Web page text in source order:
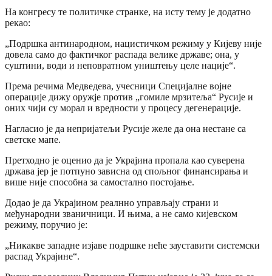
На конгресу те политичке странке, на исту тему је додатно
рекао:
„Подршка антинародном, нацистичком режиму у Кијеву није
довела само до фактичког распада велике државе; она, у
суштини, води и неповратном уништењу целе нације“.
Према речима Медведева, учесници Специјалне војне
операције дижу оружје против „гомиле мрзитеља“ Русије и
оних чији су морал и вредности у процесу дегенерације.
Нагласио је да непријатељи Русије желе да она нестане са
светске мапе.
Претходно је оценио да је Украјина пропала као суверена
држава јер је потпуно зависна од спољног финансирања и
више није способна за самостално постојање.
Додао је да Украјином реалнно управљају страни и
међународни званичници. И њима, а не само кијевском
режиму, поручио је:
„Никакве западне изјаве подршке неће зауставити системски
распад Украјине“.